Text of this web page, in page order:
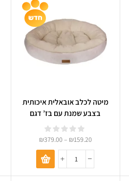
מיטה לכלב אובאלית איכותית
בצבע שמנת עם בז’ דגם
OTTOMAN 02
₪159.20
–
₪379.00